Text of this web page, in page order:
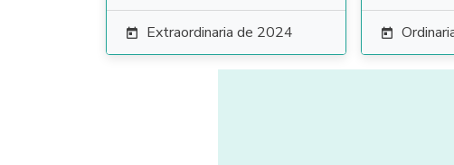
 Extraordinaria de 2024 